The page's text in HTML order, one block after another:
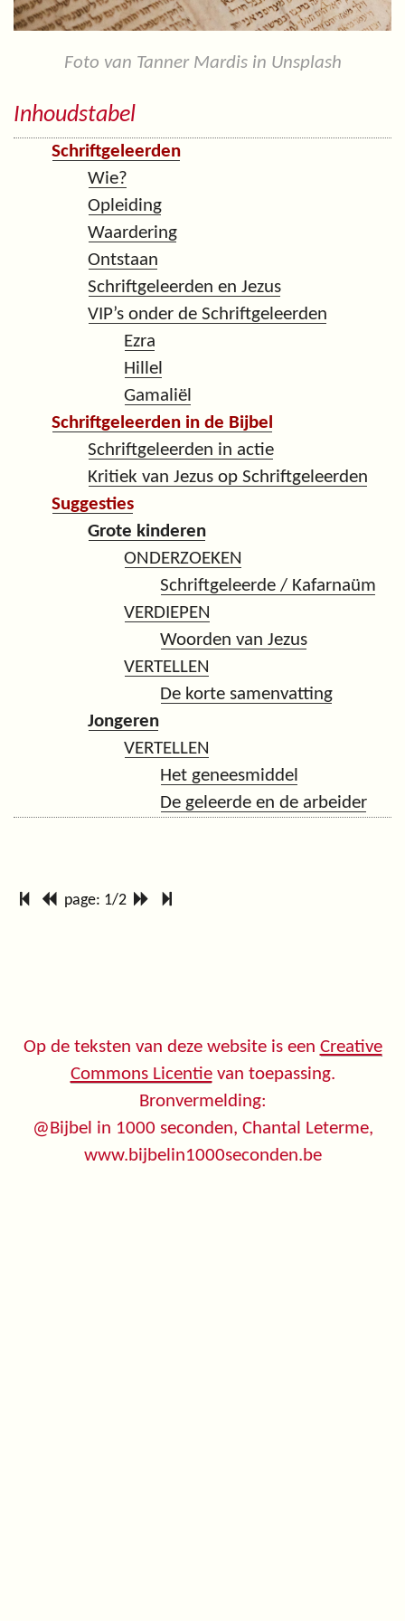
Foto van Tanner Mardis in Unsplash
Inhoudstabel
Schriftgeleerden
Wie?
Opleiding
Waardering
Ontstaan
Schriftgeleerden en Jezus
VIP’s onder de Schriftgeleerden
Ezra
Hillel
Gamaliël
Schriftgeleerden in de Bijbel
Schriftgeleerden in actie
Kritiek van Jezus op Schriftgeleerden
Suggesties
Grote kinderen
ONDERZOEKEN
Schriftgeleerde / Kafarnaüm
VERDIEPEN
Woorden van Jezus
VERTELLEN
De korte samenvatting
Jongeren
VERTELLEN
Het geneesmiddel
De geleerde en de arbeider
page: 1/2
Op de teksten van deze website is een Creative
Commons Licentievan toepassing.
Bronvermelding:
@Bijbel in 1000 seconden, Chantal Leterme,
www.bijbelin1000seconden.be